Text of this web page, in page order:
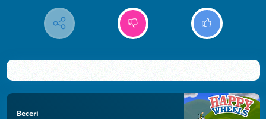
Beceri